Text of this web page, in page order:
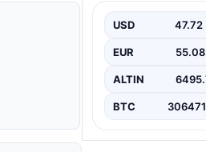
USD 47.72
EUR 55.08
ALTIN
BTC